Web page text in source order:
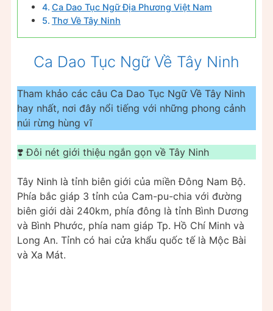
Ca Dao Tục Ngữ Địa Phương Việt Nam
Thơ Về Tây Ninh
Ca Dao Tục Ngữ Về Tây Ninh
Tham khảo các câu Ca Dao Tục Ngữ Về Tây Ninh
hay nhất, nơi đây nổi tiếng với những phong cảnh
núi rừng hùng vĩ
❣️ Đôi nét giới thiệu ngắn gọn về Tây Ninh
Tây Ninh là tỉnh biên giới của miền Đông Nam Bộ.
Phía bắc giáp 3 tỉnh của Cam-pu-chia với đường
biên giới dài 240km, phía đông là tỉnh Bình Dương
và Bình Phước, phía nam giáp Tp. Hồ Chí Minh và
Long An. Tỉnh có hai cửa khẩu quốc tế là Mộc Bài
và Xa Mát.